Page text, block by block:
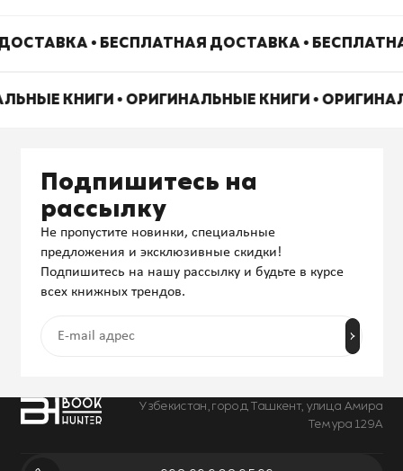
• БЕСПЛАТНАЯ ДОСТАВКА •
КНИГИ • ОРИГИНАЛЬНЫЕ КНИГИ •
Узбекистан, город Ташкент, улица Амира
Темура 129А
Подпишитесь на
рассылку
Не пропустите новинки, специальные
предложения и эксклюзивные скидки!
Подпишитесь на нашу рассылку и будьте в курсе
всех книжных трендов.